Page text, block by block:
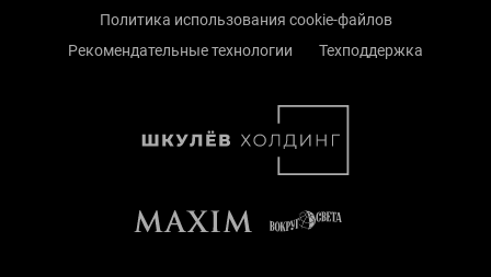
Политика использования cookie-файлов
Рекомендательные технологии
Техподдержка